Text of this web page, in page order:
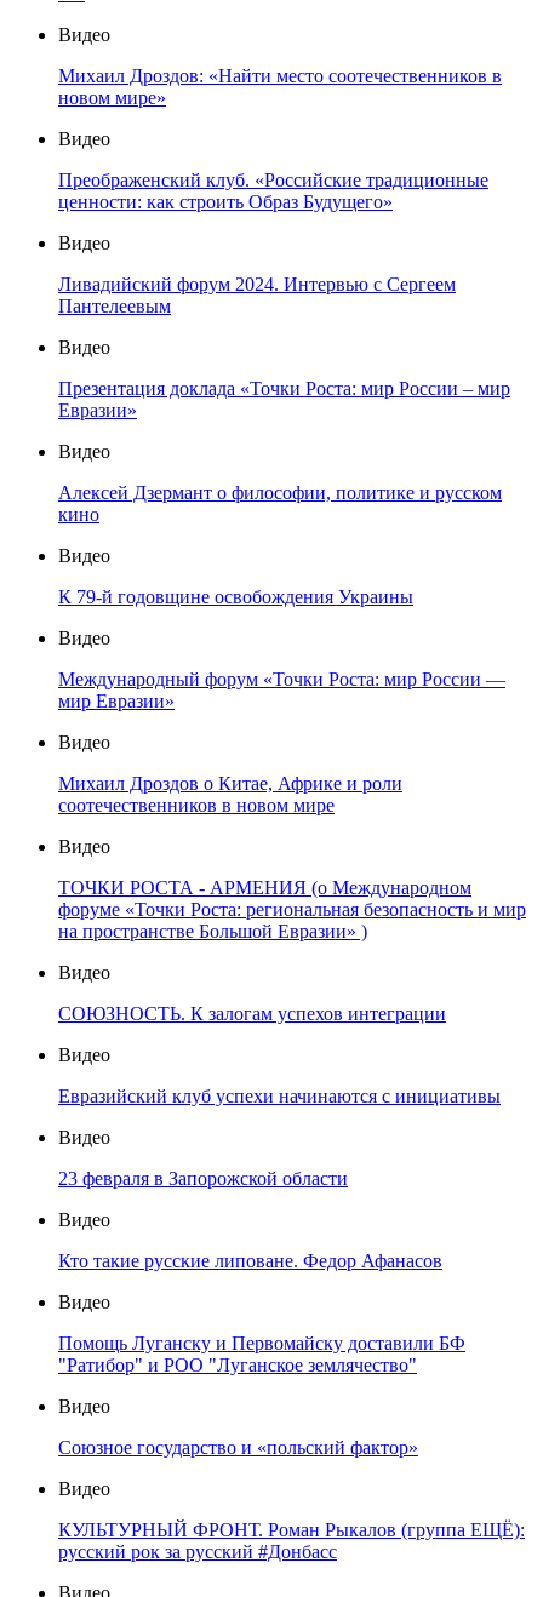
Видео
Михаил Дроздов: «Найти место соотечественников в
новом мире»
Видео
Преображенский клуб. «Российские традиционные
ценности: как строить Образ Будущего»
Видео
Ливадийский форум 2024. Интервью с Сергеем
Пантелеевым
Видео
Презентация доклада «Точки Роста: мир России – мир
Евразии»
Видео
Алексей Дзермант о философии, политике и русском
кино
Видео
К 79-й годовщине освобождения Украины
Видео
Международный форум «Точки Роста: мир России —
мир Евразии»
Видео
Михаил Дроздов о Китае, Африке и роли
соотечественников в новом мире
Видео
ТОЧКИ РОСТА - АРМЕНИЯ (о Международном
форуме «Точки Роста: региональная безопасность и мир
на пространстве Большой Евразии» )
Видео
СОЮЗНОСТЬ. К залогам успехов интеграции
Видео
Евразийский клуб успехи начинаются с инициативы
Видео
23 февраля в Запорожской области
Видео
Кто такие русские липоване. Федор Афанасов
Видео
Помощь Луганску и Первомайску доставили БФ
"Ратибор" и РОО "Луганское землячество"
Видео
Союзное государство и «польский фактор»
Видео
КУЛЬТУРНЫЙ ФРОНТ. Роман Рыкалов (группа ЕЩЁ):
русский рок за русский #Донбасс